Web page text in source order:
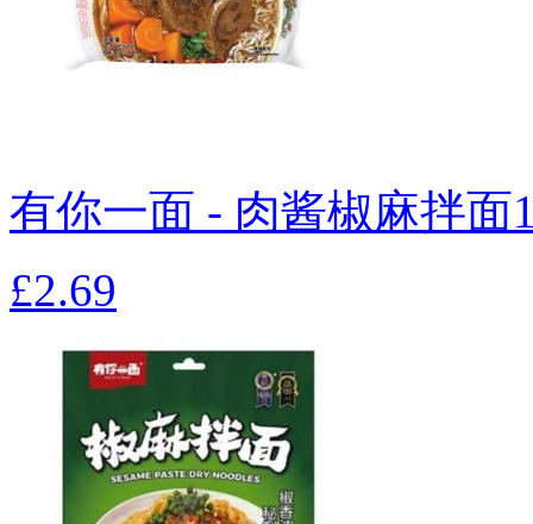
有你一面 - 肉酱椒麻拌面
£2.69